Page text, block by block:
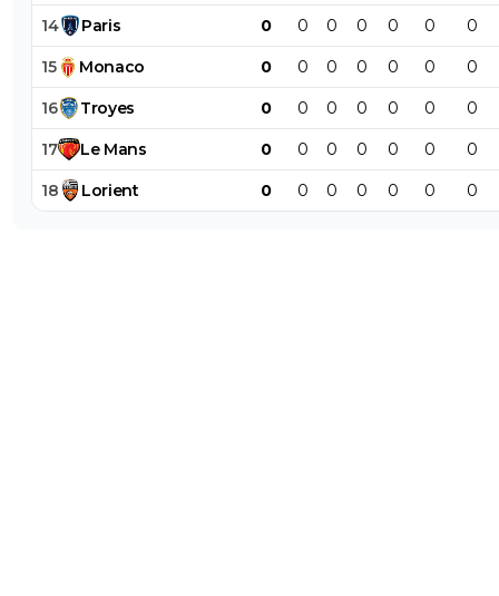
14 Paris 0 0 0 0 0 0 0
15 Monaco 0 0 0 0 0 0 0
16 Troyes 0 0 0 0 0 0 0
17 Le Mans 0 0 0 0 0 0 0
18 Lorient 0 0 0 0 0 0 0